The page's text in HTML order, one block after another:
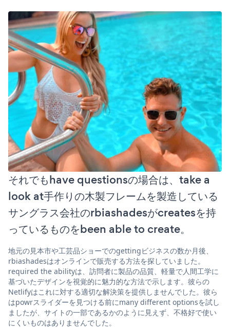
それでもhave questionsの場合は、take a
look at手作りの木製フレームを製造している
サングラス会社のrbiashadesがcreatesを持
っているものをbeen able to create。
地元の見本市や工芸品ショーでのgettingビジネスの数か月後、
rbiashadesはオンラインで販売する方法を探していました。
required the abilityは、訪問者に製品の品質、軽量で人間工学に
基づいたデザインを視覚的に魅力的な方法で示します。彼らの
Netlifyはこれに対する適切な解決策を提供しませんでした。彼ら
はpowrスライダーを見つける前にmany different optionsを試し
ましたが、サイトの一部であるかのように見えず、不格好で使い
にくいものはありませんでした。